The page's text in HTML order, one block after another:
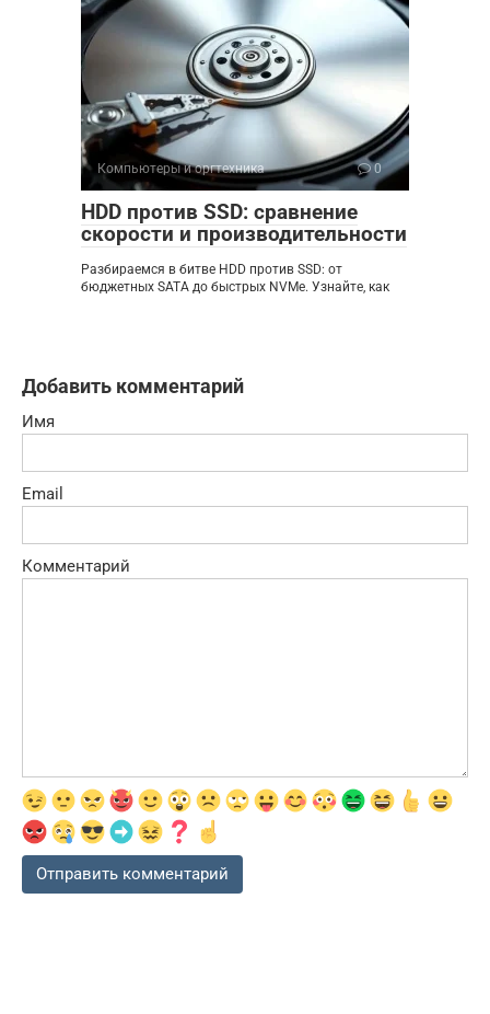
Компьютеры и оргтехника 0
HDD против SSD: сравнение
скорости и производительности
Разбираемся в битве HDD против SSD: от
бюджетных SATA до быстрых NVMe. Узнайте, как
Добавить комментарий
Имя
Email
Комментарий